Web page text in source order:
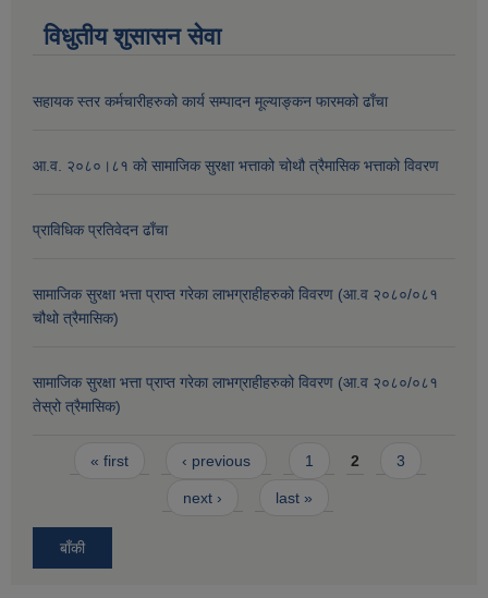
विधुतीय शुसासन सेवा
सहायक स्तर कर्मचारीहरुको कार्य सम्पादन मूल्याङ्कन फारमको ढाँचा
आ.व. २०८०।८१ को सामाजिक सुरक्षा भत्ताको चोथौ त्रैमासिक भत्ताको विवरण
प्राविधिक प्रतिवेदन ढाँचा
सामाजिक सुरक्षा भत्ता प्राप्त गरेका लाभग्राहीहरुको विवरण (आ.व २०८०/०८१
चौथो त्रैमासिक)
सामाजिक सुरक्षा भत्ता प्राप्त गरेका लाभग्राहीहरुको विवरण (आ.व २०८०/०८१
तेस्रो त्रैमासिक)
Pages
« first ‹ previous 1 2 3
next › last »
बाँकी